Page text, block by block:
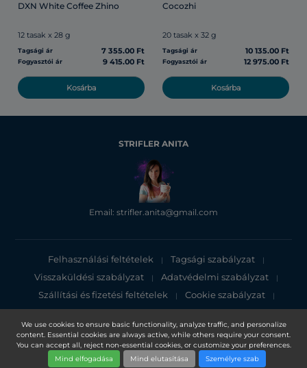
We use cookies to ensure basic functionality, analyze traffic, and personalize
content. Essential cookies are always active, while others require your consent.
You can accept all, reject non-essential cookies, or customize your preferences.
Mind elfogadása
Mind elutasítása Személyre szab
DXN White Coffee Zhino
12 tasak x 28 g
Tagsági ár 7 355.00 Ft
Fogyasztói ár 9 415.00 Ft
Kosárba
Cocozhi
20 tasak x 32 g
Tagsági ár 10 135.00 Ft
Fogyasztói ár 12 975.00 Ft
Kosárba
STRIFLER ANITA
Email: strifler.anita@gmail.com
Felhasználási feltételek | Tagsági szabályzat |
Visszaküldési szabályzat | Adatvédelmi szabályzat |
Szállítási és fizetési feltételek | Cookie szabályzat |
Adatvédelmi tájékoztató
Copyright 2025, DXN Holdings Bhd. 199501033918 (363120-V)